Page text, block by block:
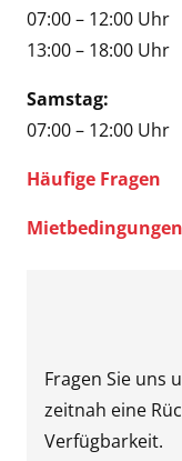
07:00 – 12:00 Uhr
13:00 – 18:00 Uhr
Samstag:
07:00 – 12:00 Uhr
Häufige Fragen
Mietbedingungen
Fragen Sie uns
zeitnah eine
Verfügbarkeit.